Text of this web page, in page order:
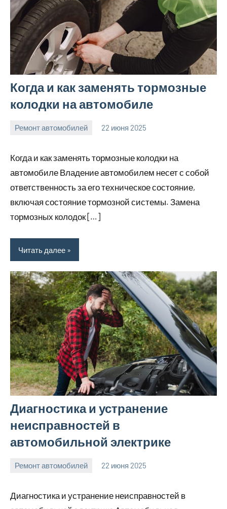
Когда и как заменять тормозные
колодки на автомобиле
Ремонт автомобилей 22 июня 2025
Когда и как заменять тормозные колодки на
автомобиле Владение автомобилем несет с собой
ответственность за его техническое состояние,
включая состояние тормозной системы. Замена
тормозных колодок […]
Читать далее
Диагностика и устранение
неисправностей в
автомобильной электрике
Ремонт автомобилей 22 июня 2025
Диагностика и устранение неисправностей в